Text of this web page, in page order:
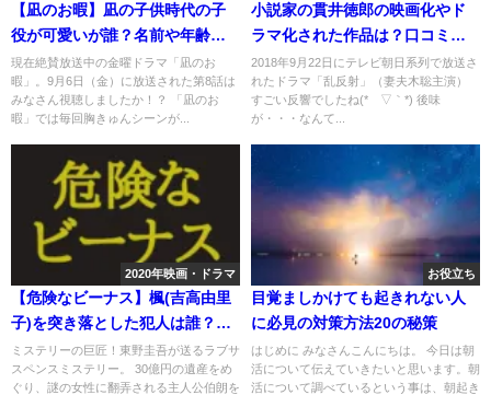
【凪のお暇】凪の子供時代の子
役が可愛いが誰？名前や年齢と
事務所はどこ？
現在絶賛放送中の金曜ドラマ「凪のお
暇」。9月6日（金）に放送された第8話は
みなさん視聴しましたか！？ 「凪のお
暇」では毎回胸きゅんシーンが...
小説家の貫井徳郎の映画化やド
ラマ化された作品は？口コミや
感想なども
2018年9月22日にテレビ朝日系列で放送さ
れたドラマ「乱反射」（妻夫木聡主演）
すごい反響でしたね(*´▽｀*) 後味
が・・・なんて...
2020年映画・ドラマ
【危険なビーナス】楓(吉高由里
子)を突き落とした犯人は誰？ネ
タバレ予想は？
ミステリーの巨匠！東野圭吾が送るラブサ
スペンスミステリー。 30億円の遺産をめ
ぐり、謎の女性に翻弄される主人公伯朗を
お役立ち
目覚ましかけても起きれない人
に必見の対策方法20の秘策
はじめに みなさんこんにちは。 今日は朝
活について伝えていきたいと思います。朝
活について調べているという事は、朝起き